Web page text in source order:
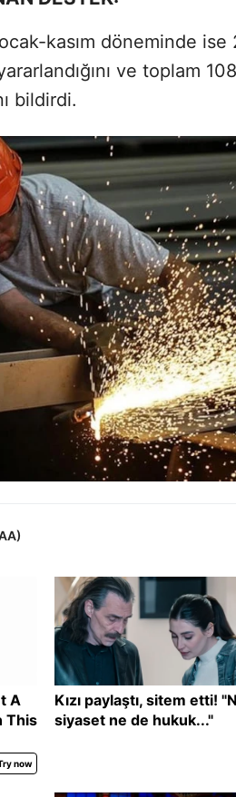
kasım döneminde
ve toplam
bildirdi.